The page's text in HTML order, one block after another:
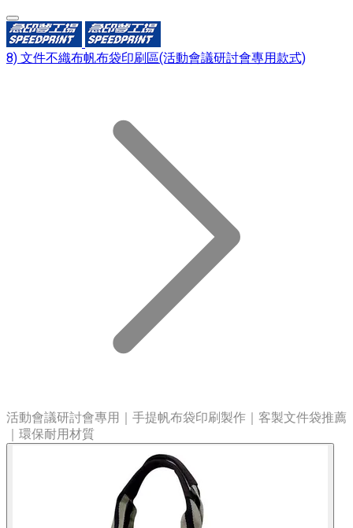
8) 文件不織布帆布袋印刷區(活動會議研討會專用款式)
活動會議研討會專用｜手提帆布袋印刷製作｜客製文件袋推薦
｜環保耐用材質